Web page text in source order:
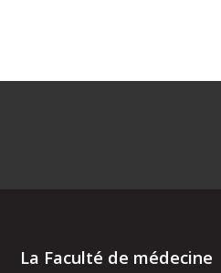
La Faculté de médecine